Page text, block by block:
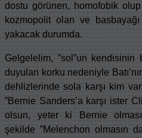
dostu görünen, homofobik
kozmopolit olan ve
yakacak durumda.
Gelgelelim, ”sol”un
duyulan korku nedeniyle
dehlizlerinde sola karşı kim
”Bernie Sanders’a karşı ister
olsun, yeter ki Bernie
şekilde ”Melenchon olmasın